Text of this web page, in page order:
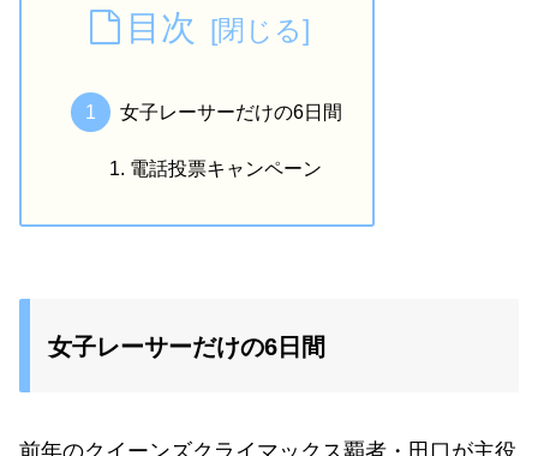
目次
女子レーサーだけの6日間
電話投票キャンペーン
女子レーサーだけの6日間
前年のクイーンズクライマックス覇者・田口が主役